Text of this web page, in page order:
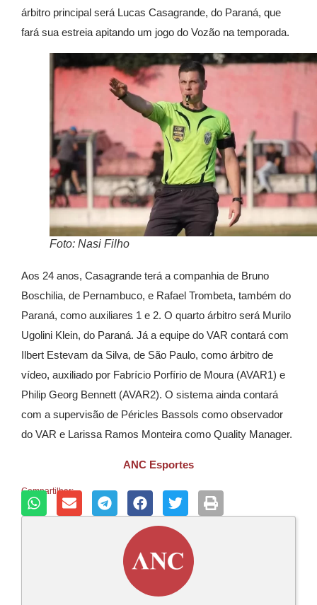
árbitro principal será Lucas Casagrande, do Paraná, que
fará sua estreia apitando um jogo do Vozão na temporada.
Foto: Nasi Filho
Aos 24 anos, Casagrande terá a companhia de Bruno
Boschilia, de Pernambuco, e Rafael Trombeta, também do
Paraná, como auxiliares 1 e 2. O quarto árbitro será Murilo
Ugolini Klein, do Paraná. Já a equipe do VAR contará com
Ilbert Estevam da Silva, de São Paulo, como árbitro de
vídeo, auxiliado por Fabrício Porfírio de Moura (AVAR1) e
Philip Georg Bennett (AVAR2). O sistema ainda contará
com a supervisão de Péricles Bassols como observador
do VAR e Larissa Ramos Monteira como Quality Manager.
ANC Esportes
Compartilhar: